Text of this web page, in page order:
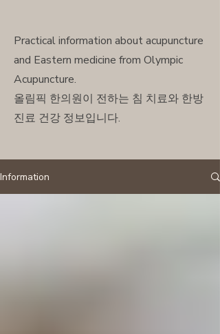
Practical information about acupuncture
and Eastern medicine from Olympic
Acupuncture.
올림픽 한의원이 전하는 침 치료와 한방
진료 건강 정보입니다.
Information